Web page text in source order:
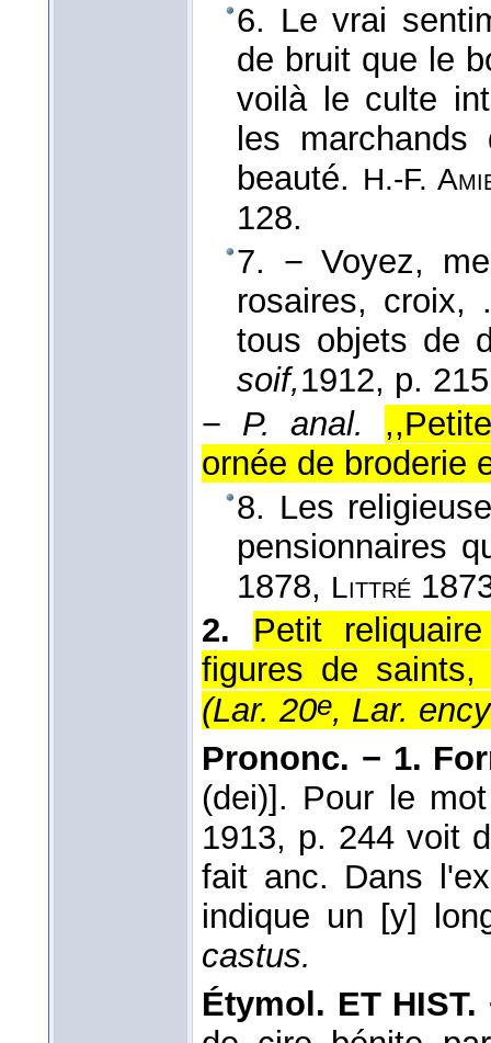
6. Le vrai
de bruit que le
voilà le culte
les marchands
beauté. H.-F.
128.
7. − Voyez,
rosaires,
tous objets de
soif,1912, p.
− P. anal.
ornée de broderie
8. Les
pensionnaires
1878, Littré
2.
Petit
figures de
(Lar. 20e, Lar.
Prononc. − 1.
(dei)]. Pour le
1913, p. 244 voit
fait anc. Dans
indique un [y]
castus.
Étymol. ET HIST.